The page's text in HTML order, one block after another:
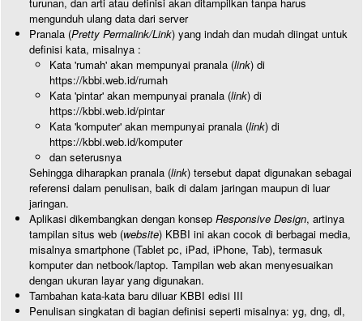
mengunduh ulang data dari server
Pranala (Pretty Permalink/Link) yang indah dan mudah diingat untuk
definisi kata, misalnya :
Kata 'rumah' akan mempunyai pranala (link) di
https://kbbi.web.id/rumah
Kata 'pintar' akan mempunyai pranala (link) di
https://kbbi.web.id/pintar
Kata 'komputer' akan mempunyai pranala (link) di
https://kbbi.web.id/komputer
dan seterusnya
Sehingga diharapkan pranala (link) tersebut dapat digunakan sebagai
referensi dalam penulisan, baik di dalam jaringan maupun di luar
jaringan.
Aplikasi dikembangkan dengan konsep Responsive Design, artinya
tampilan situs web (website) KBBI ini akan cocok di berbagai media,
misalnya smartphone (Tablet pc, iPad, iPhone, Tab), termasuk
komputer dan netbook/laptop. Tampilan web akan menyesuaikan
dengan ukuran layar yang digunakan.
Tambahan kata-kata baru diluar KBBI edisi III
Penulisan singkatan di bagian definisi seperti misalnya: yg, dng, dl,